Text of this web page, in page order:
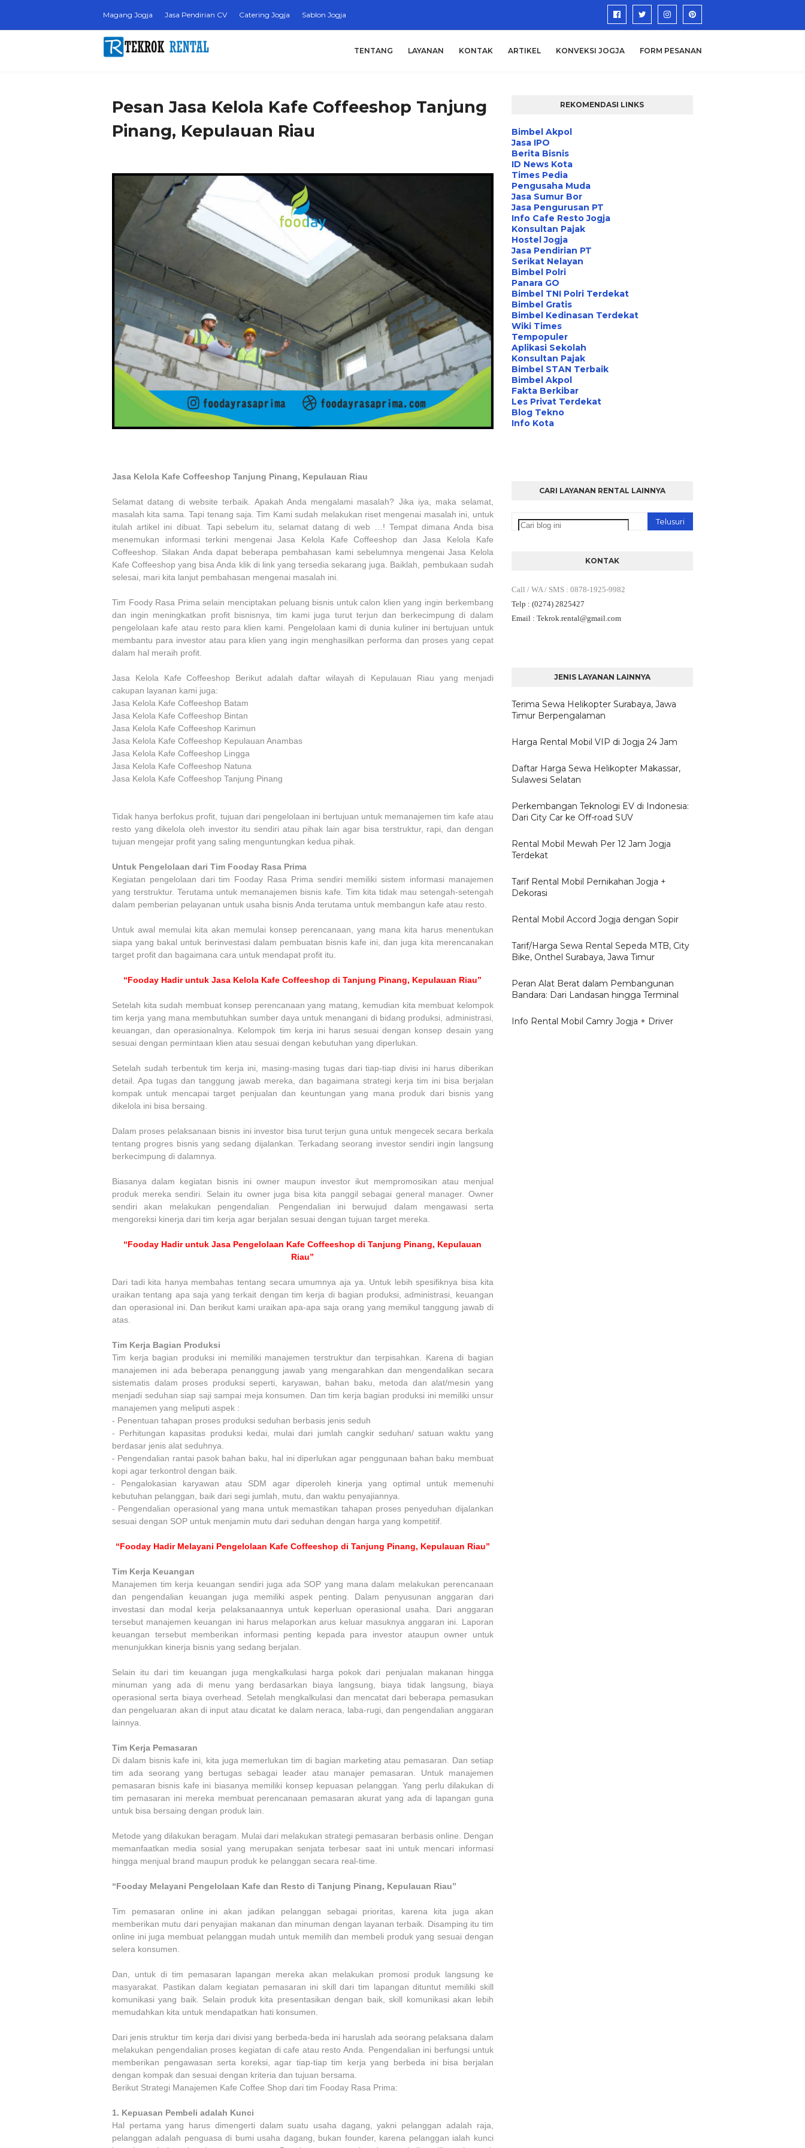
Magang Jogja Jasa Pendirian CV Catering Jogja Sablon Jogja
TENTANG LAYANAN KONTAK ARTIKEL KONVEKSI JOGJA FORM PESANAN
Pesan Jasa Kelola Kafe Coffeeshop Tanjung
Pinang, Kepulauan Riau
Jasa Kelola Kafe Coffeeshop Tanjung Pinang, Kepulauan Riau
Selamat datang di website terbaik. Apakah Anda mengalami masalah? Jika iya, maka selamat,
masalah kita sama. Tapi tenang saja. Tim Kami sudah melakukan riset mengenai masalah ini, untuk
itulah artikel ini dibuat. Tapi sebelum itu, selamat datang di web …! Tempat dimana Anda bisa
menemukan informasi terkini mengenai Jasa Kelola Kafe Coffeeshop dan Jasa Kelola Kafe
Coffeeshop. Silakan Anda dapat beberapa pembahasan kami sebelumnya mengenai Jasa Kelola
Kafe Coffeeshop yang bisa Anda klik di link yang tersedia sekarang juga. Baiklah, pembukaan sudah
selesai, mari kita lanjut pembahasan mengenai masalah ini.
Tim Foody Rasa Prima selain menciptakan peluang bisnis untuk calon klien yang ingin berkembang
dan ingin meningkatkan profit bisnisnya, tim kami juga turut terjun dan berkecimpung di dalam
pengelolaan kafe atau resto para klien kami. Pengelolaan kami di dunia kuliner ini bertujuan untuk
membantu para investor atau para klien yang ingin menghasilkan performa dan proses yang cepat
dalam hal meraih profit.
Jasa Kelola Kafe Coffeeshop Berikut adalah daftar wilayah di Kepulauan Riau yang menjadi
cakupan layanan kami juga:
Jasa Kelola Kafe Coffeeshop Batam
Jasa Kelola Kafe Coffeeshop Bintan
Jasa Kelola Kafe Coffeeshop Karimun
Jasa Kelola Kafe Coffeeshop Kepulauan Anambas
Jasa Kelola Kafe Coffeeshop Lingga
Jasa Kelola Kafe Coffeeshop Natuna
Jasa Kelola Kafe Coffeeshop Tanjung Pinang
Tidak hanya berfokus profit, tujuan dari pengelolaan ini bertujuan untuk memanajemen tim kafe atau
resto yang dikelola oleh investor itu sendiri atau pihak lain agar bisa terstruktur, rapi, dan dengan
tujuan mengejar profit yang saling menguntungkan kedua pihak.
Untuk Pengelolaan dari Tim Fooday Rasa Prima
Kegiatan pengelolaan dari tim Fooday Rasa Prima sendiri memiliki sistem informasi manajemen
yang terstruktur. Terutama untuk memanajemen bisnis kafe. Tim kita tidak mau setengah-setengah
dalam pemberian pelayanan untuk usaha bisnis Anda terutama untuk membangun kafe atau resto.
Untuk awal memulai kita akan memulai konsep perencanaan, yang mana kita harus menentukan
siapa yang bakal untuk berinvestasi dalam pembuatan bisnis kafe ini, dan juga kita merencanakan
target profit dan bagaimana cara untuk mendapat profit itu.
“Fooday Hadir untuk Jasa Kelola Kafe Coffeeshop di Tanjung Pinang, Kepulauan Riau”
Setelah kita sudah membuat konsep perencanaan yang matang, kemudian kita membuat kelompok
tim kerja yang mana membutuhkan sumber daya untuk menangani di bidang produksi, administrasi,
keuangan, dan operasionalnya. Kelompok tim kerja ini harus sesuai dengan konsep desain yang
sesuai dengan permintaan klien atau sesuai dengan kebutuhan yang diperlukan.
Setelah sudah terbentuk tim kerja ini, masing-masing tugas dari tiap-tiap divisi ini harus diberikan
detail. Apa tugas dan tanggung jawab mereka, dan bagaimana strategi kerja tim ini bisa berjalan
kompak untuk mencapai target penjualan dan keuntungan yang mana produk dari bisnis yang
dikelola ini bisa bersaing.
Dalam proses pelaksanaan bisnis ini investor bisa turut terjun guna untuk mengecek secara berkala
tentang progres bisnis yang sedang dijalankan. Terkadang seorang investor sendiri ingin langsung
berkecimpung di dalamnya.
Biasanya dalam kegiatan bisnis ini owner maupun investor ikut mempromosikan atau menjual
produk mereka sendiri. Selain itu owner juga bisa kita panggil sebagai general manager. Owner
sendiri akan melakukan pengendalian. Pengendalian ini berwujud dalam mengawasi serta
mengoreksi kinerja dari tim kerja agar berjalan sesuai dengan tujuan target mereka.
“Fooday Hadir untuk Jasa Pengelolaan Kafe Coffeeshop di Tanjung Pinang, Kepulauan
Riau”
Dari tadi kita hanya membahas tentang secara umumnya aja ya. Untuk lebih spesifiknya bisa kita
uraikan tentang apa saja yang terkait dengan tim kerja di bagian produksi, administrasi, keuangan
dan operasional ini. Dan berikut kami uraikan apa-apa saja orang yang memikul tanggung jawab di
atas.
Tim Kerja Bagian Produksi
Tim kerja bagian produksi ini memiliki manajemen terstruktur dan terpisahkan. Karena di bagian
manajemen ini ada beberapa penanggung jawab yang mengarahkan dan mengendalikan secara
sistematis dalam proses produksi seperti, karyawan, bahan baku, metoda dan alat/mesin yang
menjadi seduhan siap saji sampai meja konsumen. Dan tim kerja bagian produksi ini memiliki unsur
manajemen yang meliputi aspek :
- Penentuan tahapan proses produksi seduhan berbasis jenis seduh
- Perhitungan kapasitas produksi kedai, mulai dari jumlah cangkir seduhan/ satuan waktu yang
berdasar jenis alat seduhnya.
- Pengendalian rantai pasok bahan baku, hal ini diperlukan agar penggunaan bahan baku membuat
kopi agar terkontrol dengan baik.
-
Pengalokasian karyawan atau SDM agar diperoleh kinerja yang optimal untuk memenuhi
kebutuhan pelanggan, baik dari segi jumlah, mutu, dan waktu penyajiannya.
- Pengendalian operasional yang mana untuk memastikan tahapan proses penyeduhan dijalankan
sesuai dengan SOP untuk menjamin mutu dari seduhan dengan harga yang kompetitif.
“Fooday Hadir Melayani Pengelolaan Kafe Coffeeshop di Tanjung Pinang, Kepulauan Riau”
Tim Kerja Keuangan
Manajemen tim kerja keuangan sendiri juga ada SOP yang mana dalam melakukan perencanaan
dan pengendalian keuangan juga memiliki aspek penting. Dalam penyusunan anggaran dari
investasi dan modal kerja pelaksanaannya untuk keperluan operasional usaha. Dari anggaran
tersebut manajemen keuangan ini harus melaporkan arus keluar masuknya anggaran ini. Laporan
keuangan tersebut memberikan informasi penting kepada para investor ataupun owner untuk
menunjukkan kinerja bisnis yang sedang berjalan.
Selain itu dari tim keuangan juga mengkalkulasi harga pokok dari penjualan makanan hingga
minuman yang ada di menu yang berdasarkan biaya langsung, biaya tidak langsung, biaya
operasional serta biaya overhead. Setelah mengkalkulasi dan mencatat dari beberapa pemasukan
dan pengeluaran akan di input atau dicatat ke dalam neraca, laba-rugi, dan pengendalian anggaran
lainnya.
Tim Kerja Pemasaran
Di dalam bisnis kafe ini, kita juga memerlukan tim di bagian marketing atau pemasaran. Dan setiap
tim ada seorang yang bertugas sebagai leader atau manajer pemasaran. Untuk manajemen
pemasaran bisnis kafe ini biasanya memiliki konsep kepuasan pelanggan. Yang perlu dilakukan di
tim pemasaran ini mereka membuat perencanaan pemasaran akurat yang ada di lapangan guna
untuk bisa bersaing dengan produk lain.
Metode yang dilakukan beragam. Mulai dari melakukan strategi pemasaran berbasis online. Dengan
memanfaatkan media sosial yang merupakan senjata terbesar saat ini untuk mencari informasi
hingga menjual brand maupun produk ke pelanggan secara real-time.
“Fooday Melayani Pengelolaan Kafe dan Resto di Tanjung Pinang, Kepulauan Riau”
Tim pemasaran online ini akan jadikan pelanggan sebagai prioritas, karena kita juga akan
memberikan mutu dari penyajian makanan dan minuman dengan layanan terbaik. Disamping itu tim
online ini juga membuat pelanggan mudah untuk memilih dan membeli produk yang sesuai dengan
selera konsumen.
Dan, untuk di tim pemasaran lapangan mereka akan melakukan promosi produk langsung ke
masyarakat. Pastikan dalam kegiatan pemasaran ini skill dari tim lapangan dituntut memiliki skill
komunikasi yang baik. Selain produk kita presentasikan dengan baik, skill komunikasi akan lebih
memudahkan kita untuk mendapatkan hati konsumen.
Dari jenis struktur tim kerja dari divisi yang berbeda-beda ini haruslah ada seorang pelaksana dalam
melakukan pengendalian proses kegiatan di cafe atau resto Anda. Pengendalian ini berfungsi untuk
memberikan pengawasan serta koreksi, agar tiap-tiap tim kerja yang berbeda ini bisa berjalan
dengan kompak dan sesuai dengan kriteria dan tujuan bersama.
Berikut Strategi Manajemen Kafe Coffee Shop dari tim Fooday Rasa Prima:
1. Kepuasan Pembeli adalah Kunci
Hal pertama yang harus dimengerti dalam suatu usaha dagang, yakni pelanggan adalah raja,
pelanggan adalah penguasa di bumi usaha dagang, bukan founder, karena pelanggan ialah kunci
REKOMENDASI LINKS
Bimbel Akpol
Jasa IPO
Berita Bisnis
ID News Kota
Times Pedia
Pengusaha Muda
Jasa Sumur Bor
Jasa Pengurusan PT
Info Cafe Resto Jogja
Konsultan Pajak
Hostel Jogja
Jasa Pendirian PT
Serikat Nelayan
Bimbel Polri
Panara GO
Bimbel TNI Polri Terdekat
Bimbel Gratis
Bimbel Kedinasan Terdekat
Wiki Times
Tempopuler
Aplikasi Sekolah
Konsultan Pajak
Bimbel STAN Terbaik
Bimbel Akpol
Fakta Berkibar
Les Privat Terdekat
Blog Tekno
Info Kota
CARI LAYANAN RENTAL LAINNYA
KONTAK
Call / WA / SMS : 0878-1925-9982
Telp : (0274) 2825427
Email : Tekrok.rental@gmail.com
JENIS LAYANAN LAINNYA
Terima Sewa Helikopter Surabaya, Jawa
Timur Berpengalaman
Harga Rental Mobil VIP di Jogja 24 Jam
Daftar Harga Sewa Helikopter Makassar,
Sulawesi Selatan
Perkembangan Teknologi EV di Indonesia:
Dari City Car ke Off-road SUV
Rental Mobil Mewah Per 12 Jam Jogja
Terdekat
Tarif Rental Mobil Pernikahan Jogja +
Dekorasi
Rental Mobil Accord Jogja dengan Sopir
Tarif/Harga Sewa Rental Sepeda MTB, City
Bike, Onthel Surabaya, Jawa Timur
Peran Alat Berat dalam Pembangunan
Bandara: Dari Landasan hingga Terminal
Info Rental Mobil Camry Jogja + Driver